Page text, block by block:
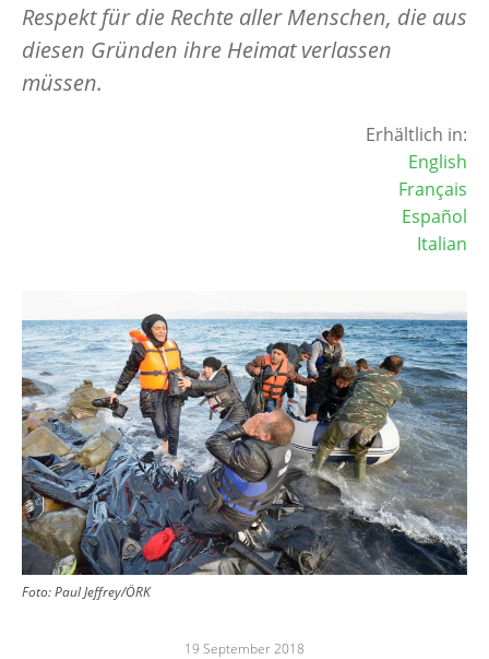
Respekt für die Rechte aller Menschen, die aus
diesen Gründen ihre Heimat verlassen
müssen.
Erhältlich in:
English
Français
Español
Italian
Foto: Paul Jeffrey/ÖRK
19 September 2018